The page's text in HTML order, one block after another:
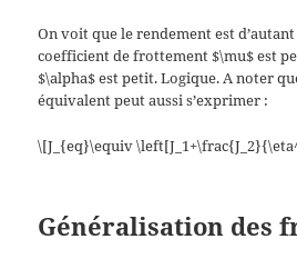
On voit que le rendement est
coefficient de frottement $\mu$ est
$\alpha$ est petit. Logique. A noter
équivalent peut aussi s’exprimer :
\[J_{eq}\equiv
Généralisation des